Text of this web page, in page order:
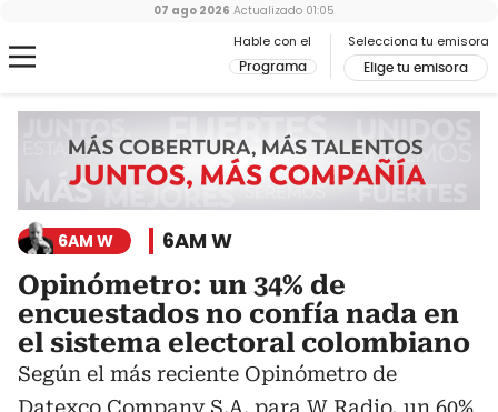
Hable con el
Programa
Selecciona tu emisora
Elige tu emisora
07 ago 2026 Actualizado 01:05
6AM W 6AM W
Opinómetro: un 34% de
encuestados no confía nada en
el sistema electoral colombiano
Según el más reciente Opinómetro de
Datexco Company S.A. para W Radio, un 60%